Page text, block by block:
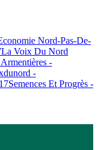
Nord-Pas-De-
La Voix Du Nord
-
-
Semences Et Progrès -